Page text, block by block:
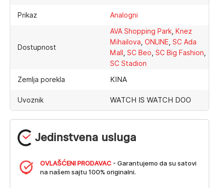
Jedinstvena usluga
OVLAŠĆENI PRODAVAC - Garantujemo da su satovi
na našem sajtu 100% originalni.
Prikaz Analogni
Dostupnost
AVA Shopping Park, Knez
Mihailova, ONLINE, SC Ada
Mall , SC Beo, SC Big Fashion,
SC Stadion
Zemlja porekla KINA
Uvoznik WATCH IS WATCH DOO